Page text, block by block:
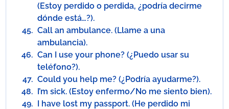
(Estoy perdido o perdida, ¿podría decirme
dónde está…?).
Call an ambulance. (Llame a una
ambulancia).
Can I use your phone? (¿Puedo usar su
teléfono?).
Could you help me? (¿Podría ayudarme?).
I’m sick. (Estoy enfermo/No me siento bien).
I have lost my passport. (He perdido mi